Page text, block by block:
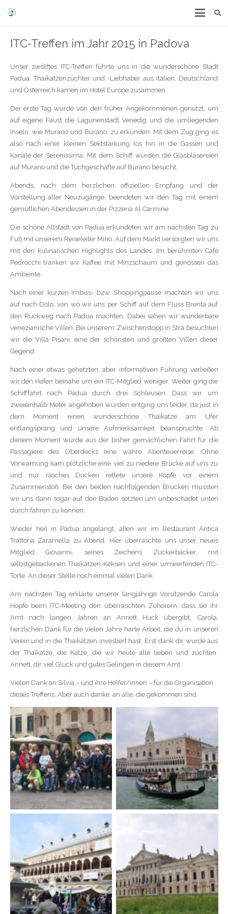
ITC-Treffen im Jahr 2015 in Padova
Unser zwölftes ITC-Treffen führte uns in die wunderschöne Stadt
Padua. Thaikatzenzüchter und -Liebhaber aus Italien, Deutschland
und Österreich kamen im Hotel Europe zusammen.
Der erste Tag wurde von den früher Angekommenen genutzt, um
auf eigene Faust die Lagunenstadt Venedig und die umliegenden
Inseln, wie Murano und Burano, zu erkunden. Mit dem Zug ging es
also nach einer kleinen Sektstärkung los hin in die Gassen und
Kanäle der Serenissima. Mit dem Schiff wurden die Glasbläsereien
auf Murano und die Tuchgeschäfte auf Burano besucht.
Abends, nach dem herzlichen offiziellen Empfang und der
Vorstellung aller Neuzugänge, beendeten wir den Tag mit einem
gemütlichen Abendessen in der Pizzeria Al Carmine.
Die schöne Altstadt von Padua erkundeten wir am nächsten Tag zu
Fuß mit unserem Reiseleiter Mino. Auf dem Markt versorgten wir uns
mit den kulinarischen Highlights des Landes. Im berühmten Café
Pedrocchi tranken wir Kaffee mit Minzschaum und genossen das
Ambiente.
Nach einer kurzen Imbiss- bzw. Shoppingpause machten wir uns
auf nach Dolo, von wo wir uns per Schiff auf dem Fluss Brenta auf
den Rückweg nach Padua machten. Dabei sahen wir wunderbare
venezianische Villen. Bei unserem Zwischenstopp in Strà besuchten
wir die Villa Pisani, eine der schönsten und größten Villen dieser
Gegend.
Nach einer etwas gehetzten, aber informativen Führung verließen
wir den Hafen beinahe um ein ITC-Mitglied weniger. Weiter ging die
Schifffahrt nach Padua durch drei Schleusen. Dass wir um
zweieinhalb Meter angehoben wurden entging uns leider, da just in
dem Moment einen wunderschöne Thaikatze am Ufer
entlangsprang und unsere Aufmerksamkeit beanspruchte. Ab
diesem Moment wurde aus der bisher gemächlichen Fahrt für die
Passagiere des Oberdecks eine wahre Abenteuerreise. Ohne
Vorwarnung kam plötzliche eine viel zu niedere Brücke auf uns zu
und nur rasches Ducken rettete unsere Köpfe vor einem
Zusammenstoß. Bei den beiden nachfolgenden Brücken mussten
wir uns dann sogar auf den Boden setzten um unbeschadet unten
durch fahren zu können.
Wieder heil in Padua angelangt, aßen wir im Restaurant Antica
Trattoria Zaramella zu Abend. Hier überraschte uns unser neues
Mitglied Giovanni, seines Zeichens Zuckerbäcker, mit
selbstgebackenen Thaikatzen-Keksen und einer umwerfenden ITC-
Torte. An dieser Stelle noch einmal vielen Dank
Am nächsten Tag erklärte unserer langjährige Vorsitzende Carola
Hopfe beim ITC-Meeting den überraschten Zuhörern, dass sie ihr
Amt nach langen Jahren an Annett Huck übergibt. Carola,
herzlichen Dank für die vielen Jahre harte Arbeit, die du in unseren
Verein und in die Thaikatzen investiert hast. Erst dank dir wurde aus
der Thaikatze, die Katze, die wir heute alle lieben und züchten.
Annett, dir viel Glück und gutes Gelingen in diesem Amt.
Vielen Dank an Silvia – und ihre Helfer/innen – für die Organisation
dieses Treffens. Aber auch danke, an alle, die gekommen sind.